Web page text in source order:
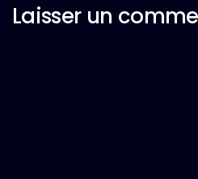
Laisser un